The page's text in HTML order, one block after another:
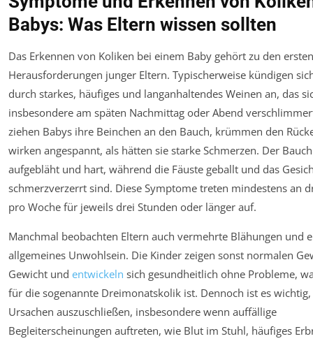
Babys: Was Eltern wissen sollten
Das Erkennen von Koliken bei einem Baby gehört zu den ersten
Herausforderungen junger Eltern. Typischerweise kündigen
durch starkes, häufiges und langanhaltendes Weinen an, das
insbesondere am späten Nachmittag oder Abend
ziehen Babys ihre Beinchen an den Bauch, krümmen den
wirken angespannt, als hätten sie starke Schmerzen. Der
aufgebläht und hart, während die Fäuste geballt und das
schmerzverzerrt sind. Diese Symptome treten mindestens an
pro Woche für jeweils drei Stunden oder länger auf.
Manchmal beobachten Eltern auch vermehrte Blähungen und
allgemeines Unwohlsein. Die Kinder zeigen sonst normalen
Gewicht und entwickeln sich gesundheitlich ohne Probleme,
für die sogenannte Dreimonatskolik ist. Dennoch ist es
Ursachen auszuschließen, insbesondere wenn auffällige
Begleiterscheinungen auftreten, wie Blut im Stuhl, häufiges